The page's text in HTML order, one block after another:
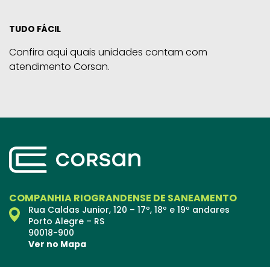
TUDO FÁCIL
Confira aqui quais unidades contam com
atendimento Corsan.
COMPANHIA RIOGRANDENSE DE SANEAMENTO
Rua Caldas Junior, 120 – 17º, 18º e 19º andares
Porto Alegre – RS
90018-900
Ver no Mapa